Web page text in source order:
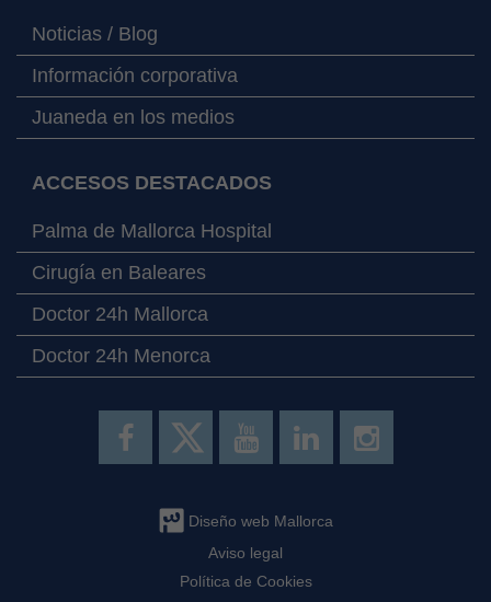
Noticias / Blog
Información corporativa
Juaneda en los medios
ACCESOS DESTACADOS
Palma de Mallorca Hospital
Cirugía en Baleares
Doctor 24h Mallorca
Doctor 24h Menorca
Diseño web Mallorca
Aviso legal
Política de Cookies